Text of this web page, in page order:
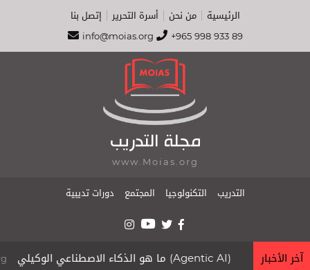
الرئيسية من نحن أسرة التحرير
إتصل بنا
info@moias.org
+965 998 933 89
مجلة التدريب
www.Moias.org
التدريب
التكنولوجيا المجتمع دورات تديبية
آخر الأخبار ما هو الذكاء الاصطناعي الوكيلي (Agentic AI) moias.org